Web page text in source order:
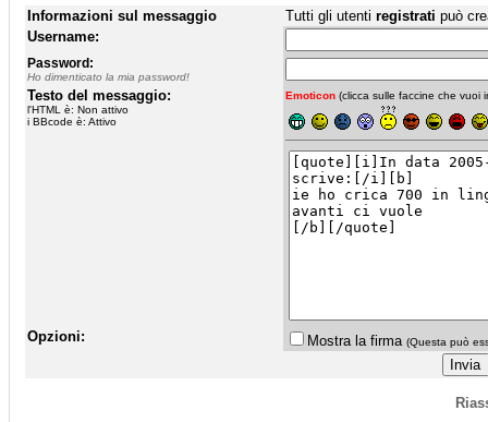
Informazioni sul messaggio Tutti gli utenti registrati può
Username:
Password:
Ho dimenticato la mia password!
Testo del messaggio:
l'HTML è: Non attivo
i BBcode è: Attivo
Emoticon (clicca sulle faccine che vuoi
Opzioni: Mostra la firma (Questa può